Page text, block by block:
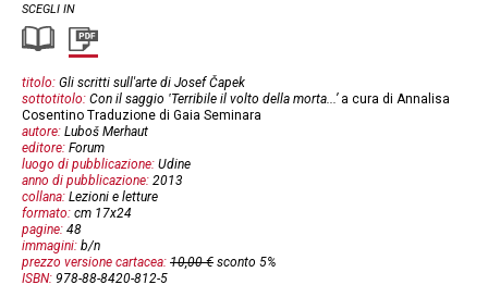
SCEGLI IN
titolo: Gli scritti sull'arte di Josef Čapek
sottotitolo: Con il saggio ‛Terribile il volto della morta...’ a cura di Annalisa
Cosentino Traduzione di Gaia Seminara
autore: Luboš Merhaut
editore: Forum
luogo di pubblicazione: Udine
anno di pubblicazione: 2013
collana: Lezioni e letture
formato: cm 17x24
pagine: 48
immagini: b/n
prezzo versione cartacea: 10,00 € sconto 5%
ISBN: 978-88-8420-812-5